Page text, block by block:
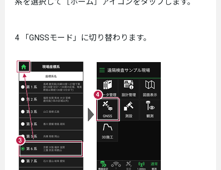
4 「GNSSモード」に切り替わります。